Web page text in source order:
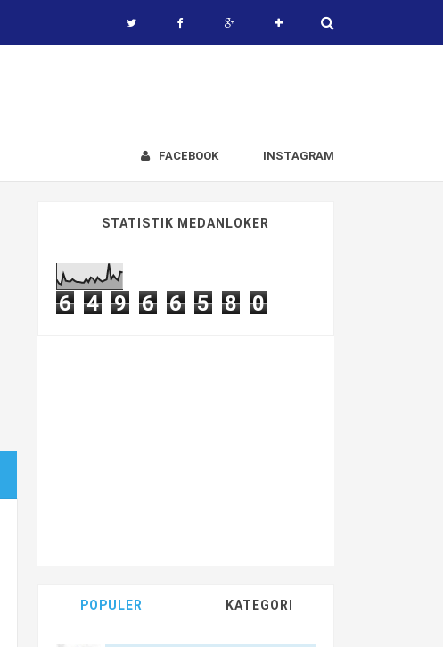
INSTAGRAM
FACEBOOK
STATISTIK MEDANLOKER
6 4 9 6 6 5 8 0
POPULER KATEGORI